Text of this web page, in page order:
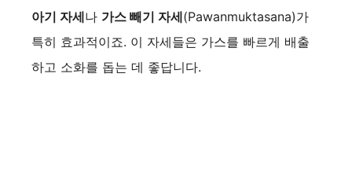
아기 자세나 가스 빼기 자세(Pawanmuktasana)가
특히 효과적이죠. 이 자세들은 가스를 빠르게 배출
하고 소화를 돕는 데 좋답니다.